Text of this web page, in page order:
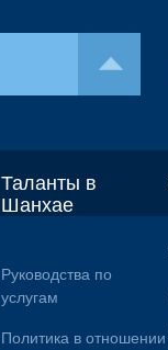
Таланты в
Шанхае
Руководства по
услугам
Политика в отношении